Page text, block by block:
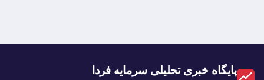
پایگاه خبری تحلیلی سرمایه فردا